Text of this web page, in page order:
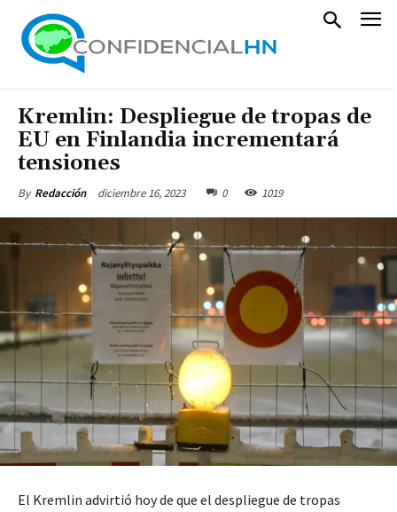
Kremlin: Despliegue de tropas de
EU en Finlandia incrementará
tensiones
By Redacción diciembre 16, 2023 0 1019
El Kremlin advirtió hoy de que el despliegue de tropas